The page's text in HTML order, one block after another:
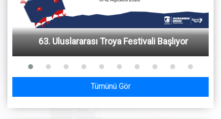
63. Uluslararası Troya Festivali Başlıyor
Tümünü Gör